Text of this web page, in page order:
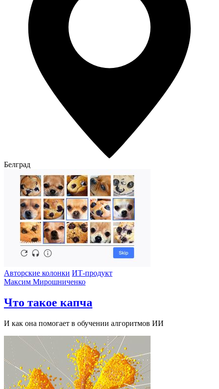
Белград
Авторские колонки ИТ-продукт
Максим Мирошниченко
Что такое капча
И как она помогает в обучении алгоритмов ИИ